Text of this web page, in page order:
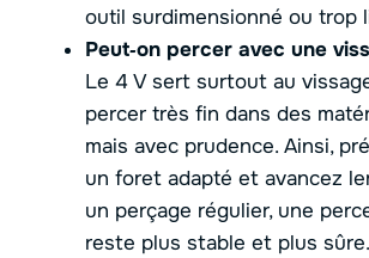
outil surdimensionné ou trop
Peut‑on percer avec une
Le 4 V sert surtout au
percer très fin dans des
mais avec prudence. Ainsi,
un foret adapté et avancez
un perçage régulier, une
reste plus stable et plus sûre.